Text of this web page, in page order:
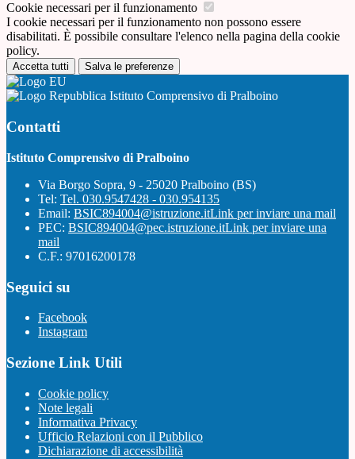
Cookie necessari per il funzionamento
I cookie necessari per il funzionamento non possono essere
disabilitati. È possibile consultare l'elenco nella pagina della cookie
policy.
Accetta tutti Salva le preferenze
Istituto Comprensivo di Pralboino
Contatti
Istituto Comprensivo di Pralboino
Via Borgo Sopra, 9 - 25020 Pralboino (BS)
Tel: Tel. 030.9547428 - 030.954135
Email: BSIC894004@istruzione.itLink per inviare una mail
PEC: BSIC894004@pec.istruzione.itLink per inviare una
mail
C.F.: 97016200178
Seguici su
Facebook
Instagram
Sezione Link Utili
Cookie policy
Note legali
Informativa Privacy
Ufficio Relazioni con il Pubblico
Dichiarazione di accessibilità